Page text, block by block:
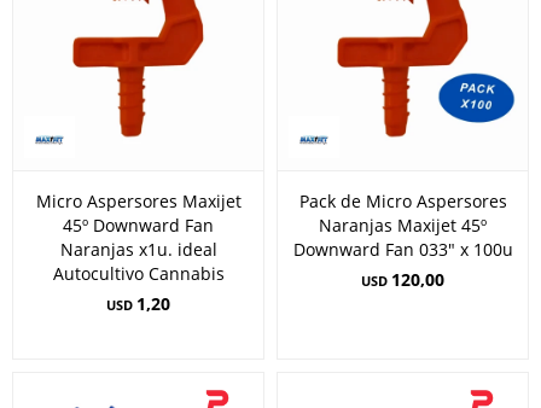
Micro Aspersores Maxijet
45º Downward Fan
Naranjas x1u. ideal
Autocultivo Cannabis
USD 1,20
Pack de Micro Aspersores
Naranjas Maxijet 45º
Downward Fan 033" x 100u
USD 120,00